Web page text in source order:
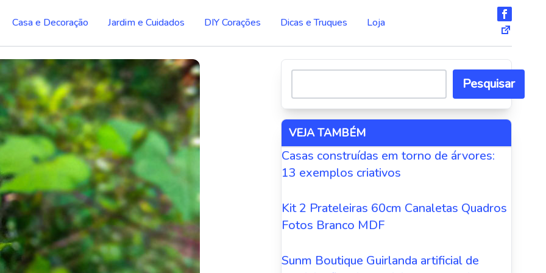
Casa e Decoração Jardim e Cuidados DIY Corações Dicas e Truques Loja
Pesquisar
VEJA TAMBÉM
Casas construídas em torno de árvores:
13 exemplos criativos
Kit 2 Prateleiras 60cm Canaletas Quadros
Fotos Branco MDF
Sunm Boutique Guirlanda artificial de